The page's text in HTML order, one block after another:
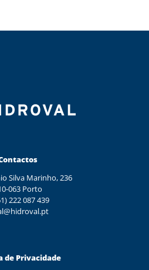
Silva Marinho, 236
063 Porto
222 087 439
de Privacidade